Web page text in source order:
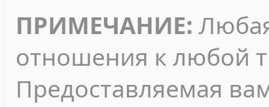
ПРИМЕЧАНИЕ:
отношения к любой
Предоставляемая